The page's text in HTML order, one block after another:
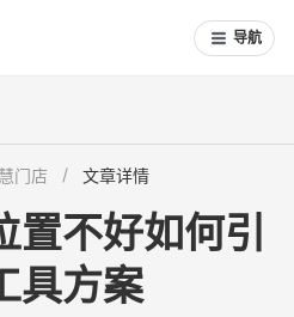
导航
码分享撬动社交圈
靠平台照样接单
门店 文章详情
不好如何引
具方案